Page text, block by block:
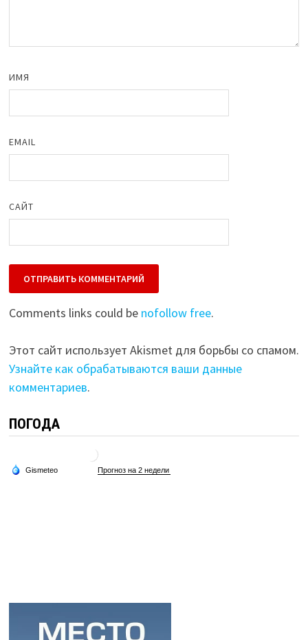
ИМЯ
EMAIL
САЙТ
Comments links could be nofollow free.
Этот сайт использует Akismet для борьбы со спамом.
Узнайте как обрабатываются ваши данные
комментариев.
ПОГОДА